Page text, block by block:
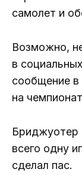
самолет и
Возможно,
в
сообщение
на
Бриджуотер
всего одну
сделал пас.